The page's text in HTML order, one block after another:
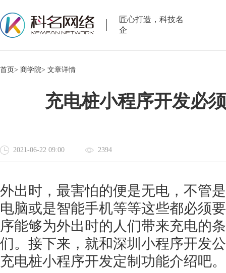
匠心打造，科技名
企
首页> 商学院> 文章详情
充电桩小程序开发必
2021-06-22 09:00 2394
外出时，最害怕的便是无电，不管
电脑或是智能手机等等这些都必须
序能够为外出时的人们带来充电的
们。接下来，就和深圳小程序开发
充电桩小程序开发定制功能介绍吧。